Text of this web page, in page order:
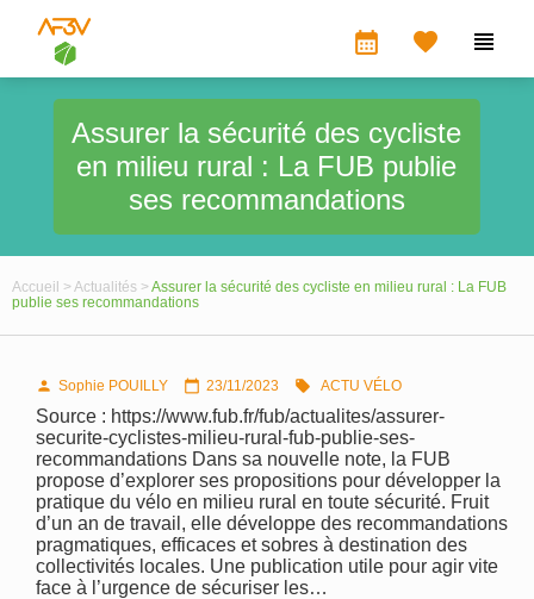
calendar_month  
Assurer la sécurité des cycliste
en milieu rural : La FUB publie
ses recommandations
Accueil > Actualités > Assurer la sécurité des cycliste en milieu rural : La FUB
publie ses recommandations
 Sophie POUILLY  23/11/2023  ACTU VÉLO
Source : https://www.fub.fr/fub/actualites/assurer-
securite-cyclistes-milieu-rural-fub-publie-ses-
recommandations Dans sa nouvelle note, la FUB
propose d’explorer ses propositions pour développer la
pratique du vélo en milieu rural en toute sécurité. Fruit
d’un an de travail, elle développe des recommandations
pragmatiques, efficaces et sobres à destination des
collectivités locales. Une publication utile pour agir vite
face à l’urgence de sécuriser les…